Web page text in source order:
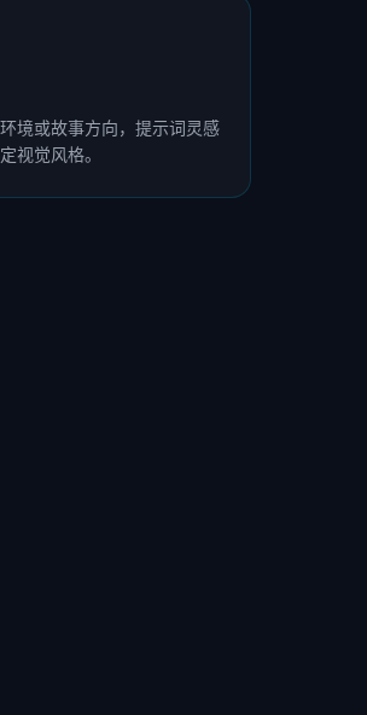
境或故事方向，提示词灵感
视觉风格。